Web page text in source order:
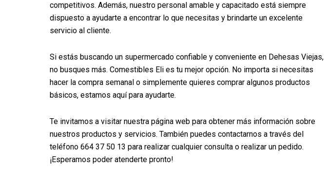
competitivos. Además, nuestro personal amable y capacitado está siempre
dispuesto a ayudarte a encontrar lo que necesitas y brindarte un excelente
servicio al cliente.
Si estás buscando un supermercado confiable y conveniente en Dehesas Viejas,
no busques más. Comestibles Eli es tu mejor opción. No importa si necesitas
hacer la compra semanal o simplemente quieres comprar algunos productos
básicos, estamos aquí para ayudarte.
Te invitamos a visitar nuestra página web para obtener más información sobre
nuestros productos y servicios. También puedes contactarnos a través del
teléfono 664 37 50 13 para realizar cualquier consulta o realizar un pedido.
¡Esperamos poder atenderte pronto!